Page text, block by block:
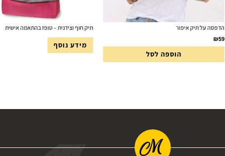
הדפסה על תיק איפור
₪59
הוספה לסל
תיק חוף וצידנית – טופז בהתאמה אישית
מידע נוסף